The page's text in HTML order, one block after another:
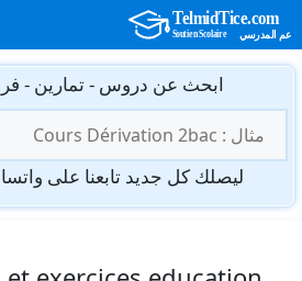
انتقل
المحتوى
ابحث عن دروس - تمارين -
عن:
ليصلك كل جديد تابعنا على